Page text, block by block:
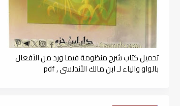
تحميل كتاب شرح منظومة فيما ورد من الأفعال
بالواو والياء لـ ابن مالك الأندلسي , pdf